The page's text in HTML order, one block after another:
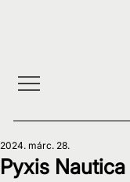
Pyxis
2024. márc. 28.